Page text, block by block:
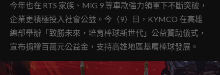
今年也在 RTS 家族、MiG 9 等車款強力領軍下不斷突破，
企業更積極投入社會公益。今（9）日，KYMCO 在高雄
總部舉辦「致勝未來，培育棒球新世代」公益贊助儀式，
宣布捐贈百萬元公益金，支持高雄地區基層棒球發展。